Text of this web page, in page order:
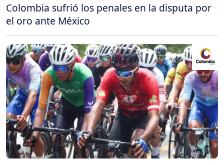
Colombia sufrió los penales en la disputa por
el oro ante México